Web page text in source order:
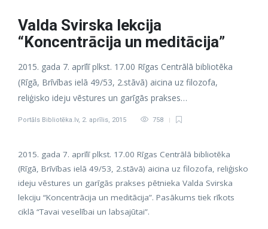
Valda Svirska lekcija
“Koncentrācija un meditācija”
2015. gada 7. aprīlī plkst. 17.00 Rīgas Centrālā bibliotēka
(Rīgā, Brīvības ielā 49/53, 2.stāvā) aicina uz filozofa,
reliģisko ideju vēstures un garīgās prakses…
Portāls Bibliotēka.lv, 2. aprīlis, 2015 758
2015. gada 7. aprīlī plkst. 17.00 Rīgas Centrālā bibliotēka
(Rīgā, Brīvības ielā 49/53, 2.stāvā) aicina uz filozofa, reliģisko
ideju vēstures un garīgās prakses pētnieka Valda Svirska
lekciju “Koncentrācija un meditācija”. Pasākums tiek rīkots
ciklā “Tavai veselībai un labsajūtai”.